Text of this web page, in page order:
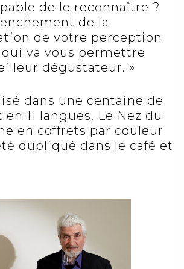
de le reconnaître ?
de la
de votre perception
va vous permettre
dégustateur. »
dans une centaine de
11 langues, Le Nez du
en coffrets par couleur
dupliqué dans le café et